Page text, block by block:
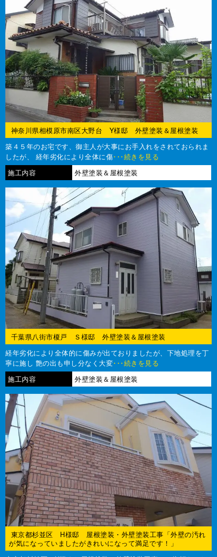
神奈川県相模原市南区大野台 Y様邸 外壁塗装＆屋根塗装
築４５年のお宅です、御主人が大事にお手入れをされておられま
したが、 経年劣化により全体に傷･･･続きを見る
施工内容
外壁塗装＆屋根塗装
千葉県八街市榎戸 Ｓ様邸 外壁塗装＆屋根塗装
経年劣化により全体的に傷みが出ておりましたが、下地処理を丁
寧に施し 艶の出も申し分なく大変･･･続きを見る
施工内容
外壁塗装＆屋根塗装
東京都杉並区 H様邸 屋根塗装・外壁塗装工事「外壁の汚れ
が気になっていましたがきれいになって満足です！」